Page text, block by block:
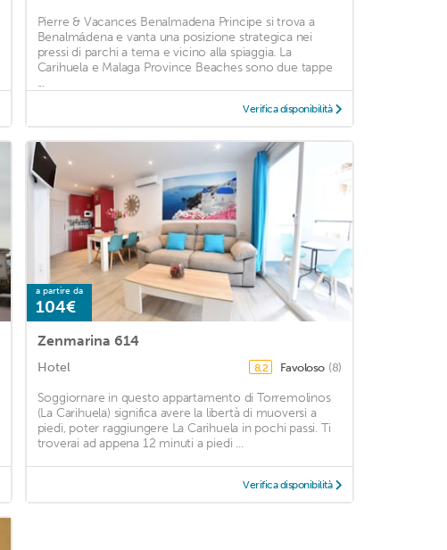
Pierre & Vacances Benalmadena Principe si trova a
Benalmádena e vanta una posizione strategica nei
pressi di parchi a tema e vicino alla spiaggia. La
Carihuela e Malaga Province Beaches sono due tappe
...
Verifica disponibilità
a partire da
104€
Zenmarina 614
Hotel 8,2 Favoloso (8)
Soggiornare in questo appartamento di Torremolinos
(La Carihuela) significa avere la libertà di muoversi a
piedi, poter raggiungere La Carihuela in pochi passi. Ti
troverai ad appena 12 minuti a piedi ...
Verifica disponibilità